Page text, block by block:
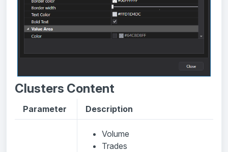
Clusters Content
Parameter Description
Volume
Trades